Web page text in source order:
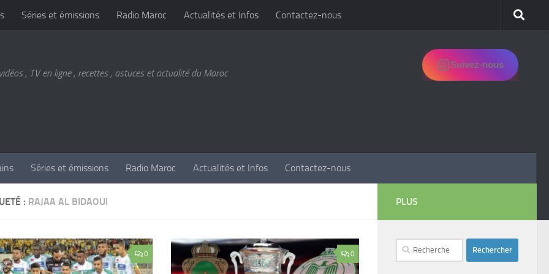
Séries et émissions Radio Maroc Actualités et Infos Contactez-nous
, TV en ligne , recettes , astuces et actualité du Maroc
Suivez-nous
Séries et émissions Radio Maroc Actualités et Infos Contactez-nous
: RAJAA AL BIDAOUI
0 0
PLUS
Rechercher :